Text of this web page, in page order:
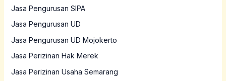
Jasa Pengurusan SIPA
Jasa Pengurusan UD
Jasa Pengurusan UD Mojokerto
Jasa Perizinan Hak Merek
Jasa Perizinan Usaha Semarang